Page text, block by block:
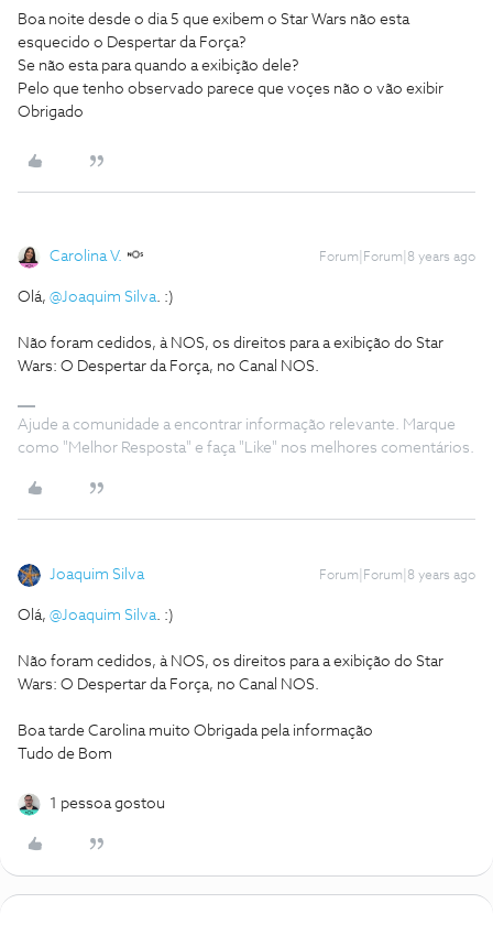
Boa noite desde o dia 5 que exibem o Star Wars não esta
esquecido o Despertar da Força?
Se não esta para quando a exibição dele?
Pelo que tenho observado parece que voçes não o vão exibir
Obrigado
Carolina V. Forum|Forum|8 years ago
Olá, @Joaquim Silva. :)
Não foram cedidos, à NOS, os direitos para a exibição do Star
Wars: O Despertar da Força, no Canal NOS.
Ajude a comunidade a encontrar informação relevante. Marque
como "Melhor Resposta" e faça "Like" nos melhores comentários.
Joaquim Silva Forum|Forum|8 years ago
Olá, @Joaquim Silva. :)
Não foram cedidos, à NOS, os direitos para a exibição do Star
Wars: O Despertar da Força, no Canal NOS.
Boa tarde Carolina muito Obrigada pela informação
Tudo de Bom
1 pessoa gostou